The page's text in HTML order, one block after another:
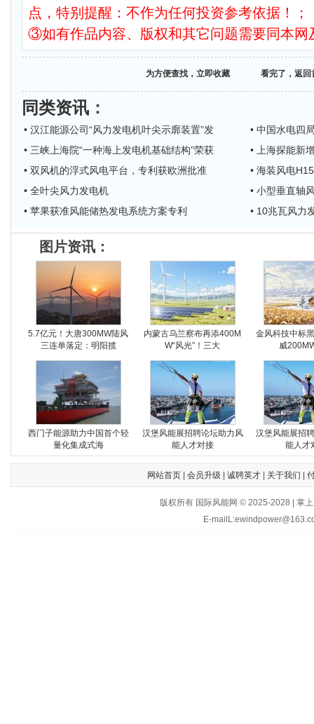
点，特别提醒：不作为任何投资参考依据！；
③如有作品内容、版权和其它问题需要同本网
为方便查找，立即收藏 看完了，返回
同类资讯 ：
• 汉江能源公司“风力发电机叶尖示廓装置”发
• 中国水电四
• 三峡上海院“一种海上发电机基础结构”荣获
• 上海探能新
• 双风机的浮式风电平台，专利获欧洲批准
• 海装风电
• 全叶尖风力发电机
• 小型垂直轴
• 苹果获准风能储热发电系统方案专利
• 10兆瓦风力
图片资讯：
5.7亿元！大唐300MW陆风
三连单落定：明阳揽
内蒙古乌兰察布再添400M
W“风光”！三大
金风科技中标
威
西门子能源助力中国首个轻
量化集成式海
汉堡风能展招聘论坛助力风
能人才对接
汉堡风能展招
能人才
网站首页| 会员升级 诚聘英才| 关于我们
版权所有 国际风能网 © 2025-2028 | 掌
E-